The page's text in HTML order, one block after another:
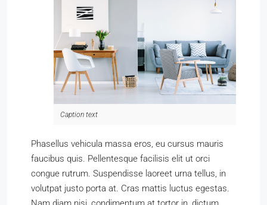
Caption text
Phasellus vehicula massa eros, eu cursus mauris
faucibus quis. Pellentesque facilisis elit ut orci
congue rutrum. Suspendisse laoreet urna tellus, in
volutpat justo porta at. Cras mattis luctus egestas.